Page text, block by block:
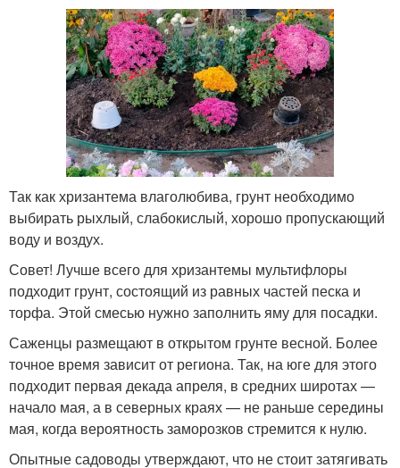
Так как хризантема влаголюбива, грунт необходимо
выбирать рыхлый, слабокислый, хорошо пропускающий
воду и воздух.
Совет! Лучше всего для хризантемы мультифлоры
подходит грунт, состоящий из равных частей песка и
торфа. Этой смесью нужно заполнить яму для посадки.
Саженцы размещают в открытом грунте весной. Более
точное время зависит от региона. Так, на юге для этого
подходит первая декада апреля, в средних широтах —
начало мая, а в северных краях — не раньше середины
мая, когда вероятность заморозков стремится к нулю.
Опытные садоводы утверждают, что не стоит затягивать